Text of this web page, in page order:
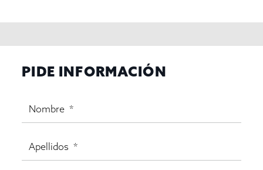
PIDE INFORMACIÓN